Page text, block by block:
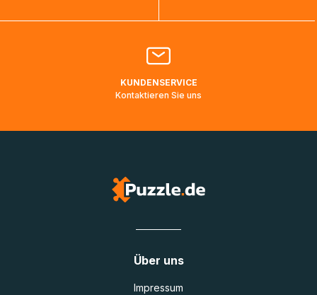
Bitte kontaktieren Sie denKundenservicefalls Ihr Paket
Lieferadressen in Deutschland oder Europa mehrere Tage
KUNDENSERVICE
Kontaktieren Sie uns
Über uns
Impressum